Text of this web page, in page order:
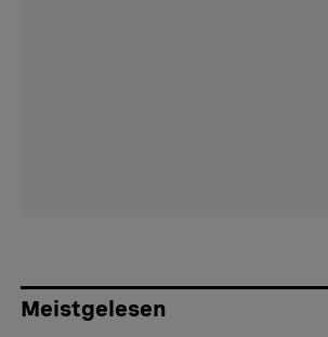
Meistgelesen